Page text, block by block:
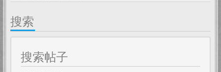
搜索
搜索帖子